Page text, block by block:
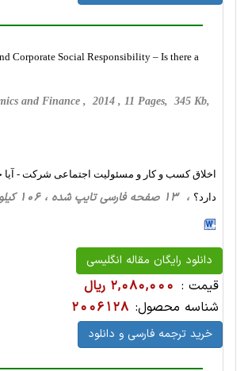
Corporate Social Responsibility – Is there a
and Finance , 2014 , 11 Pages, 345 Kb,
اخلاق کسب و کار و مسئولیت اجتماعی شرکت -
دارد؟ ، 13 صفحه فارسی تایپ شده ، 106 کیلو بایت WORD
دانلود رایگان مقاله انگلیسی
قیمت : 2,080,000 ریال
شناسه محصول: 2006128
خرید ترجمه فارسی و دانلود